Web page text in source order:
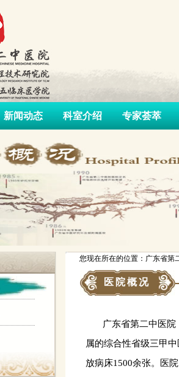
新闻动态 科室介绍 专家荟萃
您现在所在的位置：广东省第
医院概况
广东省第二中医院
属的综合性省级三甲
放病床1500余张。医